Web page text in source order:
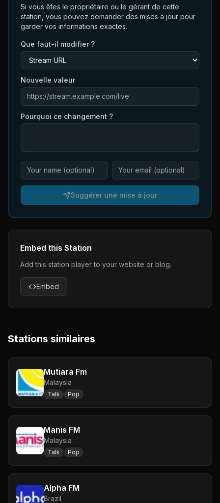
Si vous êtes le propriétaire ou le gérant de cette
station, vous pouvez demander des mises à jour pour
garder vos informations exactes.
Que faut-il modifier ?
Nouvelle valeur
Pourquoi ce changement ?
Suggérer une mise à jour
Embed this Station
Add this station player to your website or blog.
Embed
Stations similaires
Mutiara Fm
Malaysia
Talk Pop
Manis FM
Malaysia
Talk Pop
Alpha FM
Brazil